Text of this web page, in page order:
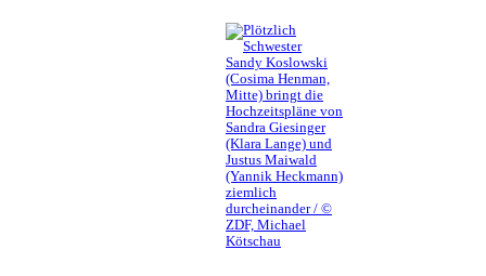
Sandy Koslowski
(Cosima Henman,
Mitte) bringt die
Hochzeitspläne von
Sandra Giesinger
(Klara Lange) und
Justus Maiwald
(Yannik Heckmann)
ziemlich
durcheinander / ©
ZDF, Michael
Kötschau